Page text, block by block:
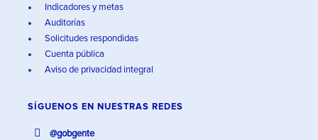
Indicadores y metas
Auditorías
Solicitudes respondidas
Cuenta pública
Aviso de privacidad integral
SÍGUENOS EN NUESTRAS REDES
@gobgente